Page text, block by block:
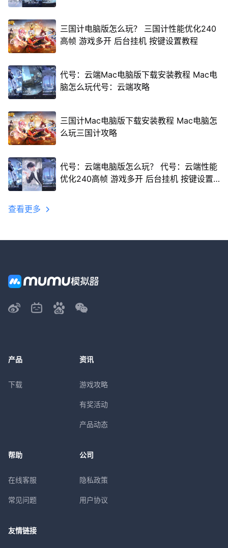
三国计电脑版怎么玩？ 三国计性能优化240
高帧 游戏多开 后台挂机 按键设置教程
代号：云端Mac电脑版下载安装教程 Mac电
脑怎么玩代号：云端攻略
三国计Mac电脑版下载安装教程 Mac电脑怎
么玩三国计攻略
代号：云端电脑版怎么玩？ 代号：云端性能
优化240高帧 游戏多开 后台挂机 按键设置
查看更多
产品
下载
资讯
游戏攻略
有奖活动
产品动态
帮助
在线客服
常见问题
公司
隐私政策
用户协议
友情链接